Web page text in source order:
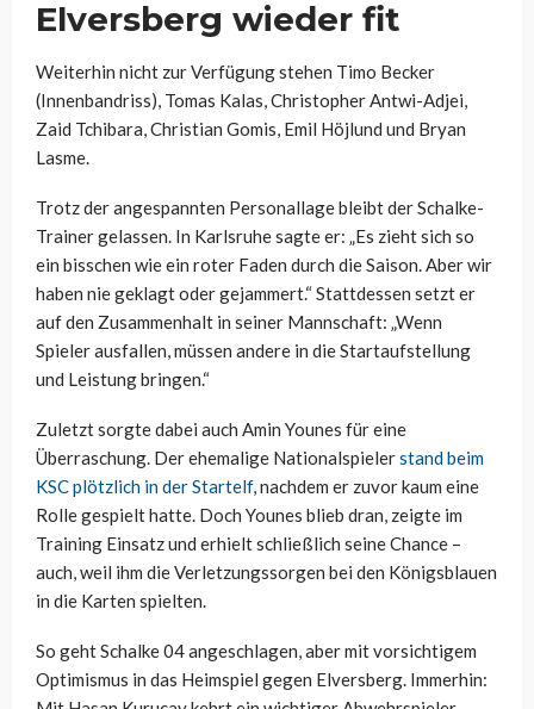
Elversberg wieder fit
Weiterhin nicht zur Verfügung stehen Timo Becker
(Innenbandriss), Tomas Kalas, Christopher Antwi-Adjei,
Zaid Tchibara, Christian Gomis, Emil Höjlund und Bryan
Lasme.
Trotz der angespannten Personallage bleibt der Schalke-
Trainer gelassen. In Karlsruhe sagte er: „Es zieht sich so
ein bisschen wie ein roter Faden durch die Saison. Aber wir
haben nie geklagt oder gejammert.“ Stattdessen setzt er
auf den Zusammenhalt in seiner Mannschaft: „Wenn
Spieler ausfallen, müssen andere in die Startaufstellung
und Leistung bringen.“
Zuletzt sorgte dabei auch Amin Younes für eine
Überraschung. Der ehemalige Nationalspielerstand beim
KSC plötzlich in der Startelf, nachdem er zuvor kaum eine
Rolle gespielt hatte. Doch Younes blieb dran, zeigte im
Training Einsatz und erhielt schließlich seine Chance –
auch, weil ihm die Verletzungssorgen bei den Königsblauen
in die Karten spielten.
So geht Schalke 04 angeschlagen, aber mit vorsichtigem
Optimismus in das Heimspiel gegen Elversberg. Immerhin: